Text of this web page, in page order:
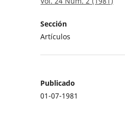
Sección
Artículos
Publicado
01-07-1981